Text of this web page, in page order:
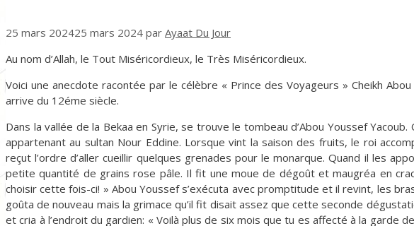
25 mars 202425 mars 2024 par Ayaat Du Jour
Au nom d’Allah, le Tout Miséricordieux, le Très Miséricordieux.
Voici une anecdote racontée par le célèbre « Prince des Voyageurs » Cheikh
arrive du 12éme siècle.
Dans la vallée de la Bekaa en Syrie, se trouve le tombeau d’Abou Youssef
appartenant au sultan Nour Eddine. Lorsque vint la saison des fruits, le roi
reçut l’ordre d’aller cueillir quelques grenades pour le monarque. Quand il les
petite quantité de grains rose pâle. Il fit une moue de dégoût et maugréa en
choisir cette fois-ci! » Abou Youssef s’exécuta avec promptitude et il revint, les
goûta de nouveau mais la grimace qu’il fit disait assez que cette seconde
et cria à l’endroit du gardien: « Voilà plus de six mois que tu es affecté à la